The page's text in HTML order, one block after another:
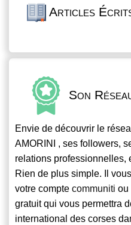
Articles
Son
Envie de découvrir le
AMORINI , ses followers,
relations professionnelles,
Rien de plus simple. Il
votre compte communiti ou
gratuit qui vous permettra
international des corses